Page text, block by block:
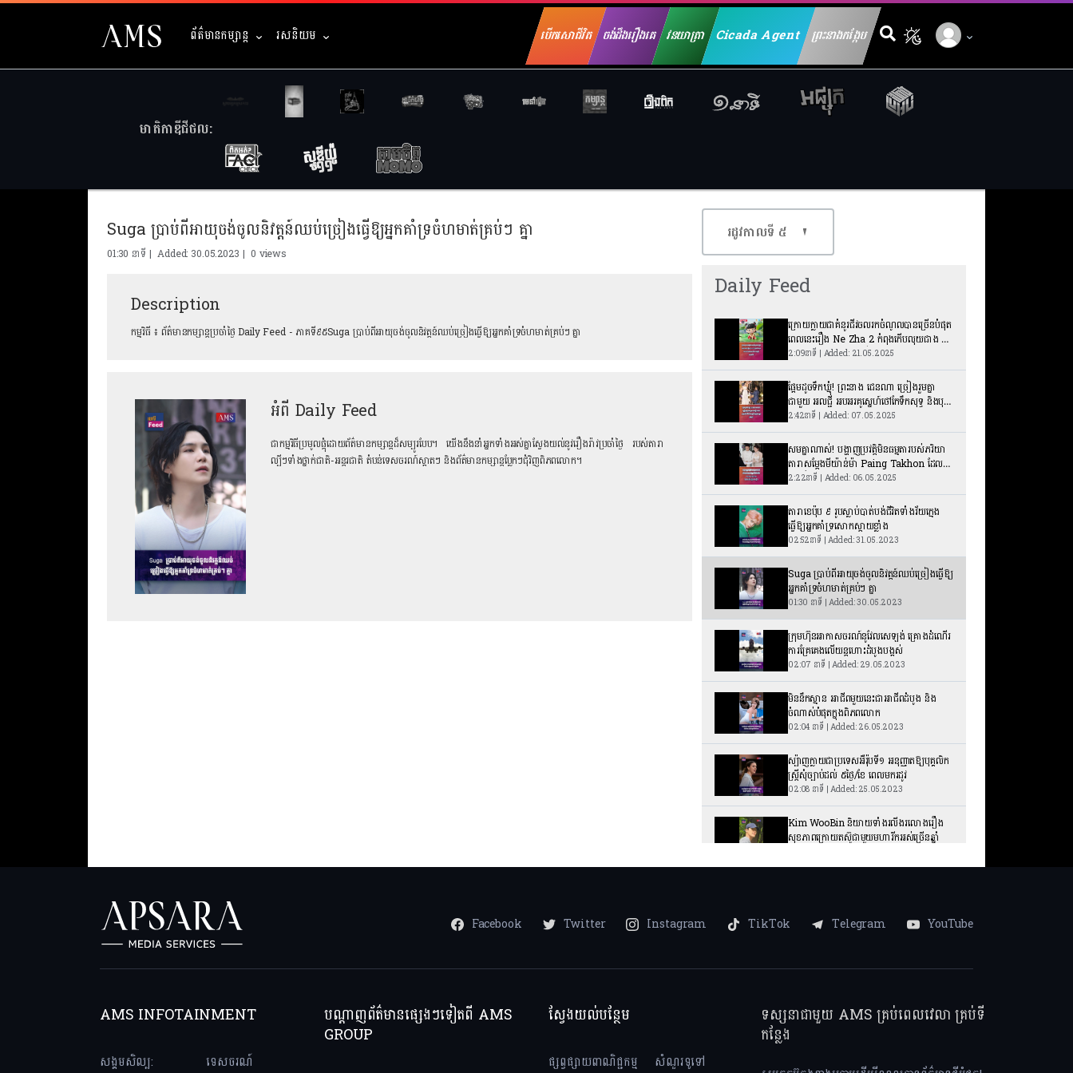
ព័ត៌មានកម្សាន្ត រសនិយម បើកសោជីវិត ចង់ដឹងរឿងគេ វនយាត្រាCicada Agentព្រះនាងកង្កែប Search for:
មាតិកាឌីជីថល:
Suga ប្រាប់ពីអាយុចង់ចូលនិវត្ដន៍ឈប់ច្រៀងធ្វើឱ្យអ្នកគាំទ្រចំហមាត់គ្រប់ៗ គ្នា
01:30 នាទី | Added: 30.05.2023 |0 views
Description
កម្មវិធី ៖ ព័ត៌មានកម្សាន្ដប្រចាំថ្ងៃ Daily Feed - ភាគទី៩៥Suga ប្រាប់ពីអាយុចង់ចូលនិវត្ដន៍ឈប់ច្រៀងធ្វើឱ្យអ្នកគាំទ្រចំហមាត់គ្រប់ៗ គ្នា
អំពី Daily Feed
ជាកម្មវិធីប្រមូលផ្ដុំដោយព័ត៌មានកម្សាន្តដ៏សម្បូរបែប។ យើងនឹងនាំអ្នកទាំងអស់គ្នាស្វែងយល់នូវរឿងរ៉ាវប្រចាំថ្ងៃ របស់តារា
ល្បីៗទាំងថ្នាក់ជាតិ-អន្តរជាតិ តំបន់ទេសចរណ៍ស្អាតៗ និង​ព័ត៌មានកម្សាន្តប្លែកៗជុំវិញពិភពលោក។
រដូវកាលទី​ ៥
Daily Feed
ក្រោយក្លាយជាគំនូរជីវចលរកចំណូលបានច្រើនបំផុត
ពេលនេះរឿង Ne Zha 2 កំពុងកើបលុយជាង ៤២
លានដុល្លារពីការលក់គ្រឿងអនុស្សាវរីយ៍
2:09នាទី | Added: 21.05.2025
ផ្អែមដូចទឹកឃ្មុំ! ព្រះនាង ជេនណា ច្រៀងរួមគ្នា
ជាមួយ អលជ្ជី អបអរគូស្នេហ៍ថៅកែទឹកសុទ្ធ និងបុត្រី
សម្ដេចក្រុមព្រះ
2:42នាទី | Added: 07.05.2025
សមគ្នាណាស់! បង្ហាញប្រវត្តិមិនធម្មតារបស់ភរិយា
តារាសម្ដែងមីយ៉ាន់ម៉ា Paing Takhon ដែល
ទើបរៀបការថ្មីៗ
2:22នាទី | Added: 06.05.2025
តារាខេប៉ុប ៩ រូបស្លាប់បាត់បង់ជីវិតទាំងវ័យក្មេង
ធ្វើឱ្យអ្នកគាំទ្រសោកស្ដាយខ្លាំង
02:52នាទី | Added: 31.05.2023
Suga ប្រាប់ពីអាយុចង់ចូលនិវត្ដន៍ឈប់ច្រៀងធ្វើឱ្យ
អ្នកគាំទ្រចំហមាត់គ្រប់ៗ គ្នា
01:30 នាទី | Added: 30.05.2023
ក្រុមហ៊ុនអាកាសចរណ៍នូវែលសេឡង់ គ្រោងដំណើរ
ការគ្រែគេងលើយន្តហោះដំបូងបង្អស់
02:07 នាទី | Added: 29.05.2023
មិននឹកស្មាន អាជីពមួយនេះជាអាជីពដំបូង និង
ចំណាស់បំផុតក្នុងពិភពលោក
02:04 នាទី | Added: 26.05.2023
ស្ប៉ាញក្លាយជាប្រទេសអឺរ៉ុបទី១ អនុញ្ញាតឱ្យបុគ្គលិក
ស្ត្រីសុំច្បាប់ដល់ ៥ថ្ងៃ/ខែ ពេលមករដូវ
02:08 នាទី | Added: 25.05.2023
Kim WooBin និយាយទាំងរលីងរលោងរឿង
សុខភាពក្រោយតស៊ូជាមួយមហារីកអស់ច្រើនឆ្នាំ
ឪពុកតែ១ តែកូនប្រុសស្រី របស់ ឈិន ឡុង មាន
វាសនាខុសគ្នាដូចមេឃនិងដី
03:41 នាទី | Added: 19.05.2023
Facebook Twitter Instagram TikTok Telegram YouTube
AMS INFOTAINMENT
សង្គមសិល្ប: ទេសចរណ៍
បណ្តាញព័ត៌មានផ្សេងៗទៀតពី AMS
GROUP
ស្វែងយល់បន្ថែម
ផ្សព្វផ្សាយពាណិជ្ជកម្ម សំណួរទូទៅ
ទស្សនាជាមួយ AMS គ្រប់ពេលវេលា គ្រប់ទី
កន្លែង